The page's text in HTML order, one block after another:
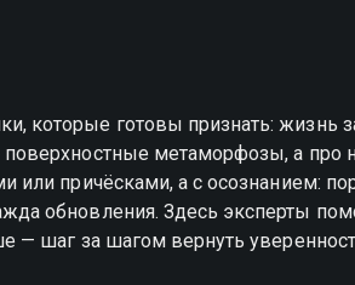
которые готовы признать: жизнь
поверхностные метаморфозы, а про
или причёсками, а с осознанием:
обновления. Здесь эксперты
— шаг за шагом вернуть
онлайн в хорошем качестве.